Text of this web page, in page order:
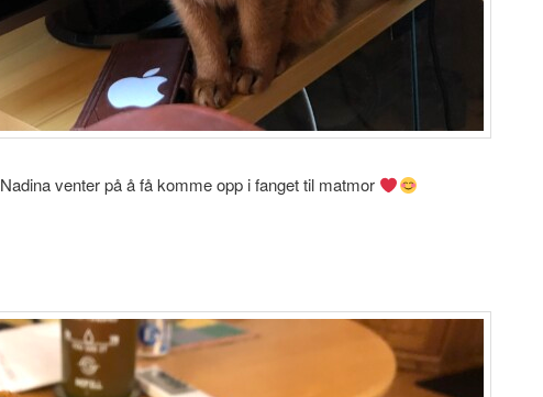
Nadina venter på å få komme opp i fanget til matmor